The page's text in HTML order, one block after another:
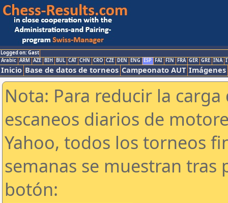
Logged on: Gast
Arabic ARM AZE BIH BUL CAT CHN CRO CZE DEN ENG ESP FAI FIN FRA GER GRE INA
Inicio Base de datos de torneos Campeonato AUT Imágenes
Nota: Para reducir la
escaneos diarios de
Yahoo, todos los torneos
semanas se muestran tras
botón: